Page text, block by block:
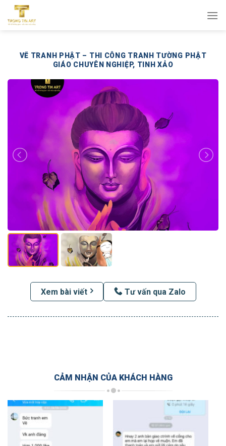
qua
VẼ TRANH PHẬT – THI CÔNG TRANH TƯỜNG PHẬT
GIÁO CHUYÊN NGHIỆP, TINH XẢO
Xem bài viết Tư vấn qua Zalo
CẢM NHẬN CỦA KHÁCH HÀNG